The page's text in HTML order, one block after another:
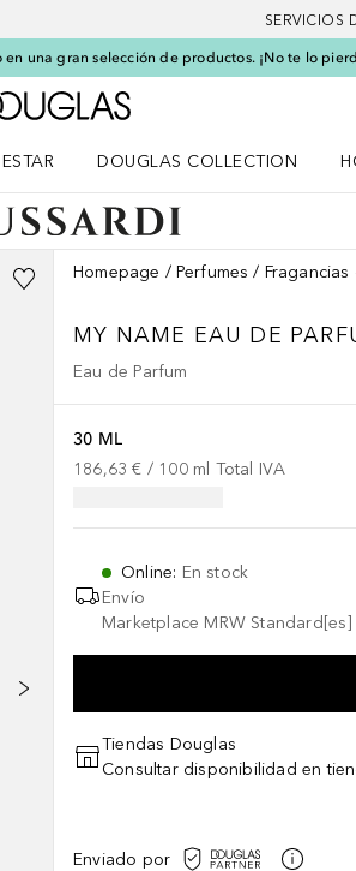
SERVICIOS
en una gran selección de productos. ¡No te lo
A Douglas Home
DOUGLAS COLLECTION
Homepage Perfumes Fragancias
MY NAME EAU DE
Eau de Parfum
30 ML
186,63 € / 100 ml Total IVA
Online: En stock
Envío
Marketplace MRW Standard[es]
Tiendas Douglas
Consultar disponibilidad en
Enviado por